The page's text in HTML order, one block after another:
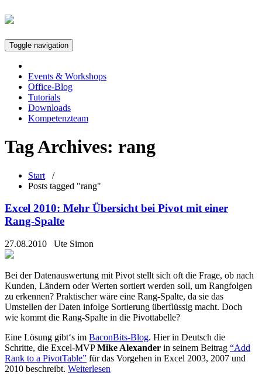
Toggle navigation
Events & Workshops
Office-Blog
Tutorials
Downloads
Kompetenzteam
Tag Archives: rang
Start /
Posts tagged "rang"
Excel 2010: Mehr Übersicht bei Pivot mit einer
Rang-Spalte
27.08.2010 Ute Simon
Bei der Datenauswertung mit Pivot stellt sich oft die Frage, ob nach
Kunden, Ländern oder Werten sortiert werden soll, um Rangfolgen
zu erkennen? Praktischer wäre eine Rang-Spalte, da sie das
Umstellen der Daten infolge Sortierung überflüssig macht. Doch
wie kommt die Rang-Spalte in die Pivottabelle?
Eine Lösung gibt‘s im BaconBits-Blog. Hier in Deutsch die
Schritte, die Excel-MVPMike Alexander in seinem Beitrag “Add
Rank to a PivotTable” für das Vorgehen in Excel 2003, 2007 und
2010 beschreibt. Weiterlesen